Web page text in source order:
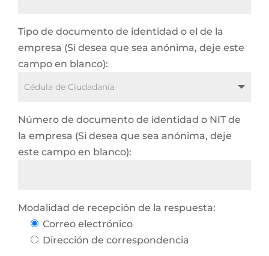
Tipo de documento de identidad o el de la
empresa (Si desea que sea anónima, deje este
campo en blanco):
Número de documento de identidad o NIT de
la empresa (Si desea que sea anónima, deje
este campo en blanco):
Modalidad de recepción de la respuesta:
Correo electrónico
Dirección de correspondencia